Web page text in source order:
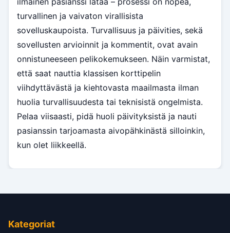
turvallinen ja vaivaton virallisista
sovelluskaupoista. Turvallisuus ja päivities, sekä
sovellusten arvioinnit ja kommentit, ovat avain
onnistuneeseen pelikokemukseen. Näin varmistat,
että saat nauttia klassisen korttipelin
viihdyttävästä ja kiehtovasta maailmasta ilman
huolia turvallisuudesta tai teknisistä ongelmista.
Pelaa viisaasti, pidä huoli päivityksistä ja nauti
pasianssin tarjoamasta aivopähkinästä silloinkin,
kun olet liikkeellä.
Kategoriat